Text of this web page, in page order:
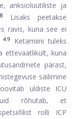
anksiolüütiliste ja
Lisaks peetakse
ravis, kuna see ei
4.9
Ketamiini tuleks
ettevaatlikult, kuna
pärast,
säilimine
üldiste ICU
rõhutab, et
rolli ICP